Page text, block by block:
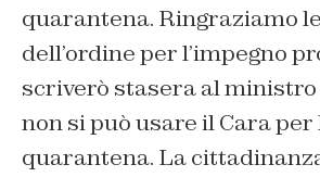
quarantena. Ringraziamo
dell’ordine per l’impegno
scriverò stasera al
non si può usare il Cara per
quarantena. La